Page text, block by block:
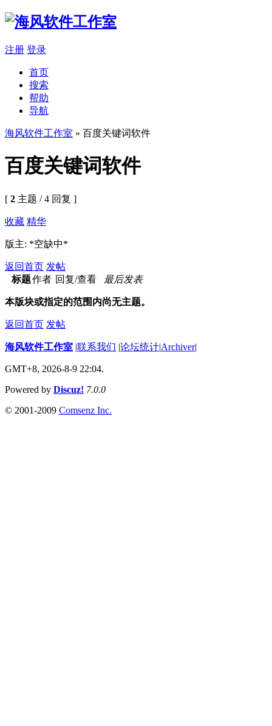
注册 登录
首页
搜索
帮助
导航
海风软件工作室 » 百度关键词软件
百度关键词软件
[ 2 主题 / 4 回复 ]
收藏 精华
版主: *空缺中*
返回首页 发帖
标题作者 回复/查看 最后发表
本版块或指定的范围内尚无主题。
返回首页 发帖
海风软件工作室 |联系我们 |论坛统计|Archiver|
GMT+8, 2026-8-9 22:04.
Powered by Discuz! 7.0.0
© 2001-2009 Comsenz Inc.